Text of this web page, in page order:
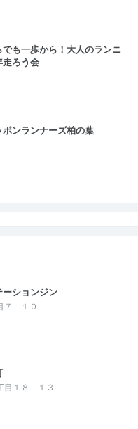
でも一歩から！大人のランニ
走ろう会
ポンランナーズ柏の葉
ションジン
７－１０
目１８－１３